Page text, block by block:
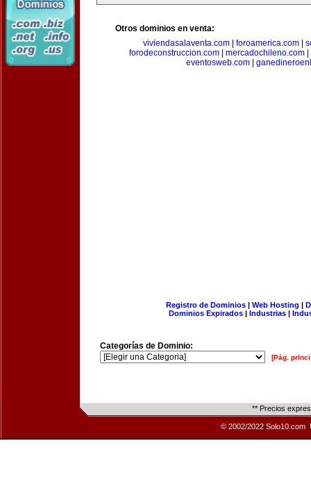
Otros dominios en venta:
viviendasalaventa.com| foroamerica.com|
forodeconstruccion.com
mercadochileno.com
eventosweb.com|
Registro de Dominios| Web Hosting |
Dominios Expirados | Industrias |
Categorías de Dominio:
[Pág.
** Precios
© 2002/2022 Solo10.com